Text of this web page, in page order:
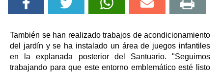
También se han realizado trabajos de acondicionamiento
del jardín y se ha instalado un área de juegos infantiles
en la explanada posterior del Santuario. "Seguimos
trabajando para que este entorno emblemático esté listo